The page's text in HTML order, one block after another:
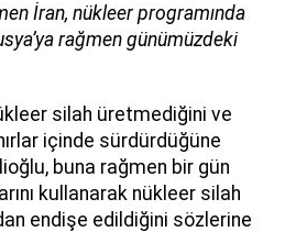
İran, nükleer programında
rağmen günümüzdeki
silah üretmediğini ve
içinde sürdürdüğüne
buna rağmen bir gün
kullanarak nükleer silah
endişe edildiğini sözlerine